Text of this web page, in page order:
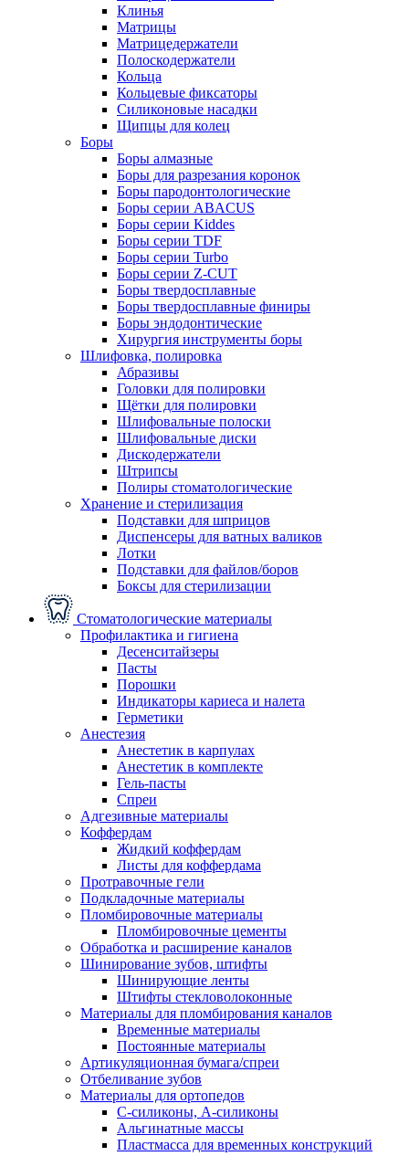
Клинья
Матрицы
Матрицедержатели
Полоскодержатели
Кольца
Кольцевые фиксаторы
Силиконовые насадки
Щипцы для колец
Боры
Боры алмазные
Боры для разрезания коронок
Боры пародонтологические
Боры серии ABACUS
Боры серии Kiddes
Боры серии TDF
Боры серии Turbo
Боры серии Z-CUT
Боры твердосплавные
Боры твердосплавные финиры
Боры эндодонтические
Хирургия инструменты боры
Шлифовка, полировка
Абразивы
Головки для полировки
Щётки для полировки
Шлифовальные полоски
Шлифовальные диски
Дискодержатели
Штрипсы
Полиры стоматологические
Хранение и стерилизация
Подставки для шприцов
Диспенсеры для ватных валиков
Лотки
Подставки для файлов/боров
Боксы для стерилизации
Стоматологические материалы
Профилактика и гигиена
Десенситайзеры
Пасты
Порошки
Индикаторы кариеса и налета
Герметики
Анестезия
Анестетик в карпулах
Анестетик в комплекте
Гель-пасты
Спреи
Адгезивные материалы
Коффердам
Жидкий коффердам
Листы для коффердама
Протравочные гели
Подкладочные материалы
Пломбировочные материалы
Пломбировочные цементы
Обработка и расширение каналов
Шинирование зубов, штифты
Шинирующие ленты
Штифты стекловолоконные
Материалы для пломбирования каналов
Временные материалы
Постоянные материалы
Артикуляционная бумага/спреи
Отбеливание зубов
Материалы для ортопедов
C-силиконы, А-силиконы
Альгинатные массы
Пластмасса для временных конструкций